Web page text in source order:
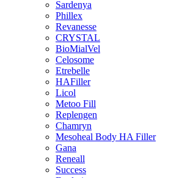
Sardenya
Phillex
Revanesse
CRYSTAL
BioMialVel
Celosome
Etrebelle
HAFiller
Licol
Metoo Fill
Replengen
Chamryn
Mesoheal Body HA Filler
Gana
Reneall
Success